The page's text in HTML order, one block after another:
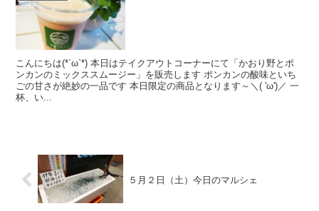
こんにちは(*´ω`*) 本日はテイクアウトコーナーにて「かおり野とポ
ンカンのミックススムージー」を販売します ポンカンの酸味といち
ごの甘さが絶妙の一品です 本日限定の商品となります～＼( 'ω')／ 一
杯、い...
５月２日（土）今日のマルシェ